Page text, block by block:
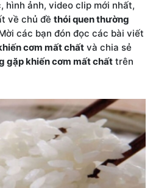
ảnh, video clip mới nhất,
về chủ đề thói quen thường
các bạn đón đọc các bài viết
cơm mất chất và chia sẻ
gặp khiến cơm mất chất trên